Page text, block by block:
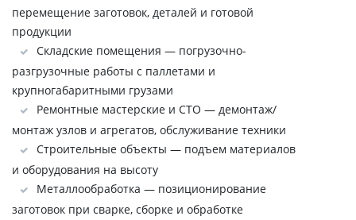
перемещение заготовок, деталей и готовой
продукции
Складские помещения — погрузочно-
разгрузочные работы с паллетами и
крупногабаритными грузами
Ремонтные мастерские и СТО — демонтаж/
монтаж узлов и агрегатов, обслуживание техники
Строительные объекты — подъем материалов
и оборудования на высоту
Металлообработка — позиционирование
заготовок при сварке, сборке и обработке